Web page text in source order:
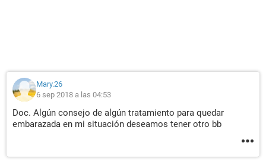
Mary.26
6 sep 2018 a las 04:53
Doc. Algún consejo de algún tratamiento para quedar
embarazada en mi situación deseamos tener otro bb